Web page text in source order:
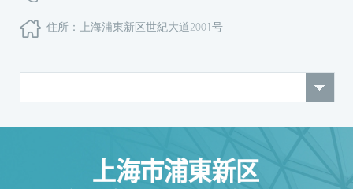
住所：上海浦東新区世紀大道2001号